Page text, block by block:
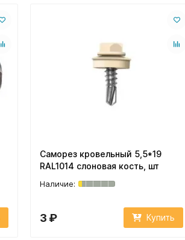
Саморез кровельный 5,5*19
RAL1014 слоновая кость, шт
3 ₽ Купить